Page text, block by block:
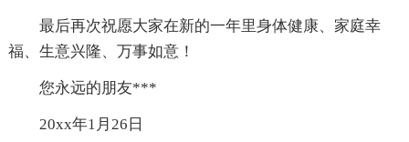
最后再次祝愿大家在新的一年里身体健康、家庭幸
福、生意兴隆、万事如意！
您永远的朋友***
20xx年1月26日